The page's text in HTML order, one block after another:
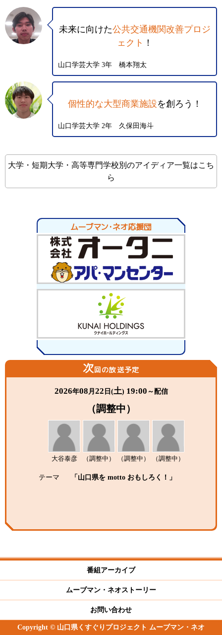
未来に向けた公共交通機関改善プロジ
ェクト ！
山口学芸大学 3年 橋本翔太
個性的な大型商業施設を創ろう！
山口学芸大学 2年 久保田海斗
大学・短期大学・高等専門学校別のアイディア一覧はこち
ら
ムーブマン・ネオ応援団
次回の放送予定
2026年08 月 22 日(土) 19:00 ～配信
（調整中）
大谷泰彦 （調整中） （調整中） （調整中）
テーマ 「山口県を motto おもしろく！」
番組アーカイブ
ムーブマン・ネオストーリー
お問い合わせ
Copyright © 山口県くすぐりプロジェクト ムーブマン・ネオ